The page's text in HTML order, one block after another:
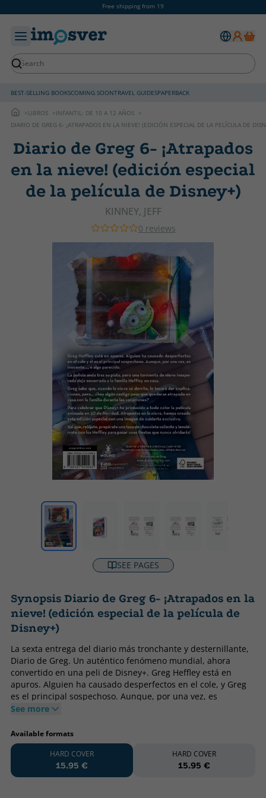
Free shipping from 19
BEST-SELLING BOOKSCOMING SOONTRAVEL GUIDESPAPERBACK
LIBROS
INFANTIL: DE 10 A 12 AÑOS
DIARIO DE GREG 6- ¡ATRAPADOS EN LA NIEVE! (EDICIÓN ESPECIAL DE LA PELÍCULA DE
Diario de Greg 6- ¡Atrapados
en la nieve! (edición especial
de la película de Disney+)
KINNEY, JEFF
0 reviews
SEE PAGES
Synopsis Diario de Greg 6- ¡Atrapados en la
nieve! (edición especial de la película de
Disney+)
La sexta entrega del diario más tronchante y desternillante,
Diario de Greg. Un auténtico fenómeno mundial, ahora
convertido en una peli de Disney+. Greg Heffley está en
apuros. Alguien ha causado desperfectos en el cole, y Greg
es el principal sospechoso. Aunque, por una vez, es
inocente... o algo parecido. Parece que la policía anda tras la
encerrada a la familia Heffley en casa. Greg sabe que cuando
la nieve se derrita le tocará dar explicaciones, pero... ¿hay
algún castigo peor que quedarse atrapado en casa con la
familia en vacaciones Reseñas: «El humor llega de la mano
de Greg, con su hilarante (y lúcida) crítica del mundo de los
See more
Available formats
HARD COVER
15.95 €
HARD COVER
15.95 €